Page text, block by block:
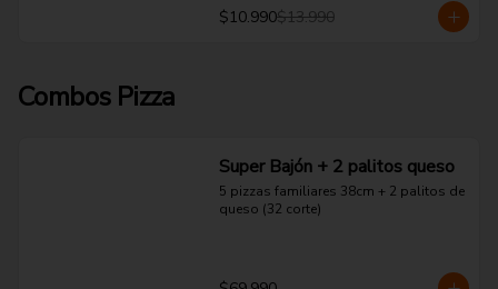
$10.990$13.990
Combos Pizza
Super Bajón + 2 palitos queso
5 pizzas familiares 38cm + 2 palitos de
queso (32 corte)